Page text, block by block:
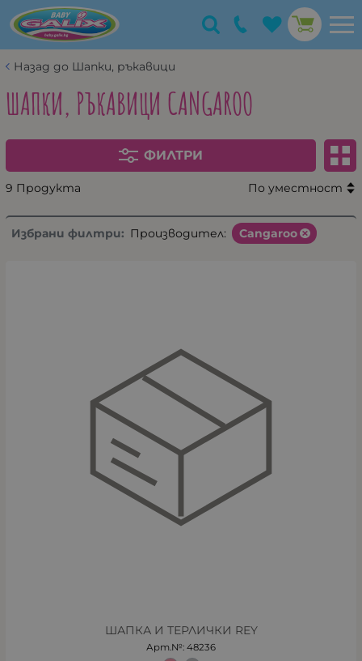
Назад до Шапки, ръкавици
ШАПКИ, РЪКАВИЦИ CANGAROO
ФИЛТРИ
9 Продукта По уместност
Избрани филтри: Производител: Cangaroo
ШАПКА И ТЕРЛИЧКИ REY
Арт.№: 48236